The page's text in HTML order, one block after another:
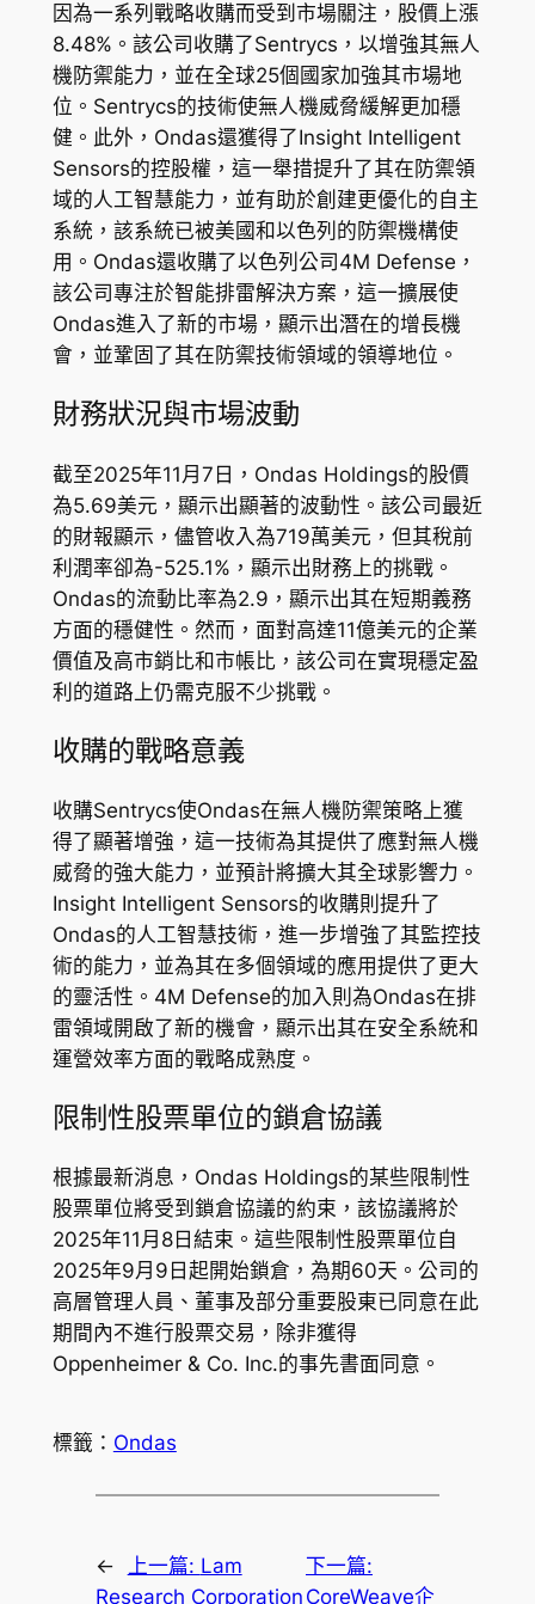
因為一系列戰略收購而受到市場關注，股價上漲
8.48%。該公司收購了Sentrycs，以增強其無人
機防禦能力，並在全球25個國家加強其市場地
位。Sentrycs的技術使無人機威脅緩解更加穩
健。此外，Ondas還獲得了Insight Intelligent
Sensors的控股權，這一舉措提升了其在防禦領
域的人工智慧能力，並有助於創建更優化的自主
系統，該系統已被美國和以色列的防禦機構使
用。Ondas還收購了以色列公司4M Defense，
該公司專注於智能排雷解決方案，這一擴展使
Ondas進入了新的市場，顯示出潛在的增長機
會，並鞏固了其在防禦技術領域的領導地位。
財務狀況與市場波動
截至2025年11月7日，Ondas Holdings的股價
為5.69美元，顯示出顯著的波動性。該公司最近
的財報顯示，儘管收入為719萬美元，但其稅前
利潤率卻為-525.1%，顯示出財務上的挑戰。
Ondas的流動比率為2.9，顯示出其在短期義務
方面的穩健性。然而，面對高達11億美元的企業
價值及高市銷比和市帳比，該公司在實現穩定盈
利的道路上仍需克服不少挑戰。
收購的戰略意義
收購Sentrycs使Ondas在無人機防禦策略上獲
得了顯著增強，這一技術為其提供了應對無人機
威脅的強大能力，並預計將擴大其全球影響力。
Insight Intelligent Sensors的收購則提升了
Ondas的人工智慧技術，進一步增強了其監控技
術的能力，並為其在多個領域的應用提供了更大
的靈活性。4M Defense的加入則為Ondas在排
雷領域開啟了新的機會，顯示出其在安全系統和
運營效率方面的戰略成熟度。
限制性股票單位的鎖倉協議
根據最新消息，Ondas Holdings的某些限制性
股票單位將受到鎖倉協議的約束，該協議將於
2025年11月8日結束。這些限制性股票單位自
2025年9月9日起開始鎖倉，為期60天。公司的
高層管理人員、董事及部分重要股東已同意在此
期間內不進行股票交易，除非獲得
Oppenheimer & Co. Inc.的事先書面同意。
標籤： Ondas
← 上一篇: Lam
Research Corporation
下一篇:
CoreWeave企